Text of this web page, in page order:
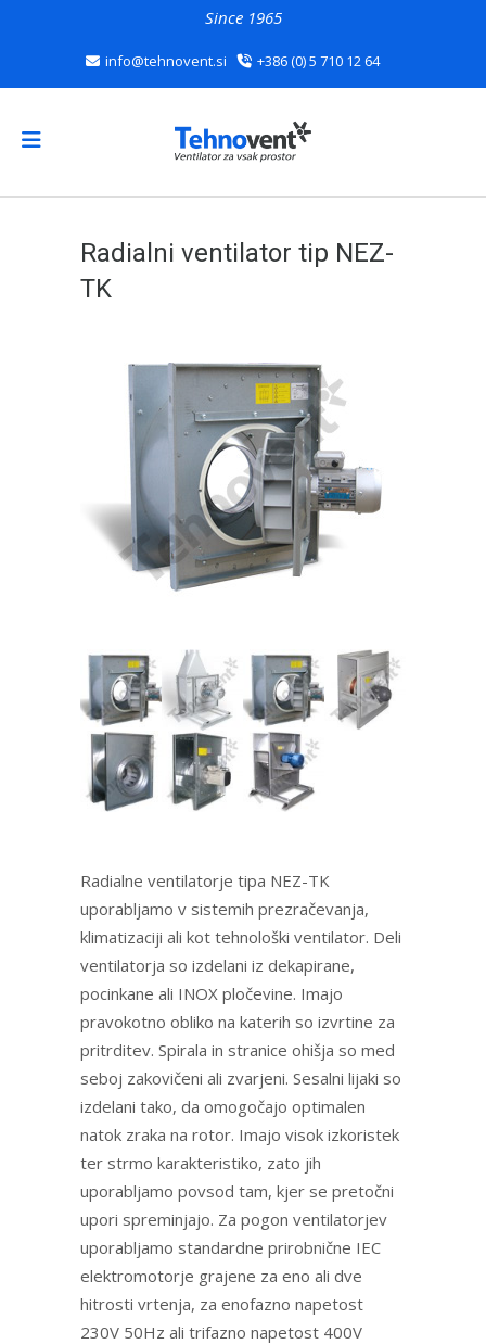
Since 1965
info@tehnovent.si +386 (0) 5 710 12 64
Radialni ventilator tip NEZ-
TK
Radialne ventilatorje tipa NEZ-TK
uporabljamo v sistemih prezračevanja,
klimatizaciji ali kot tehnološki ventilator. Deli
ventilatorja so izdelani iz dekapirane,
pocinkane ali INOX pločevine. Imajo
pravokotno obliko na katerih so izvrtine za
pritrditev. Spirala in stranice ohišja so med
seboj zakovičeni ali zvarjeni. Sesalni lijaki so
izdelani tako, da omogočajo optimalen
natok zraka na rotor. Imajo visok izkoristek
ter strmo karakteristiko, zato jih
uporabljamo povsod tam, kjer se pretočni
upori spreminjajo. Za pogon ventilatorjev
uporabljamo standardne prirobnične IEC
elektromotorje grajene za eno ali dve
hitrosti vrtenja, za enofazno napetost
230V 50Hz ali trifazno napetost 400V